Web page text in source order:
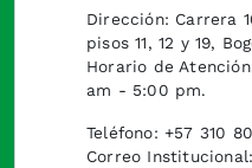
Dirección: Carrera
pisos 11, 12 y 19,
Horario de
am - 5:00 pm.
Teléfono: +57 310
Correo Institucional: